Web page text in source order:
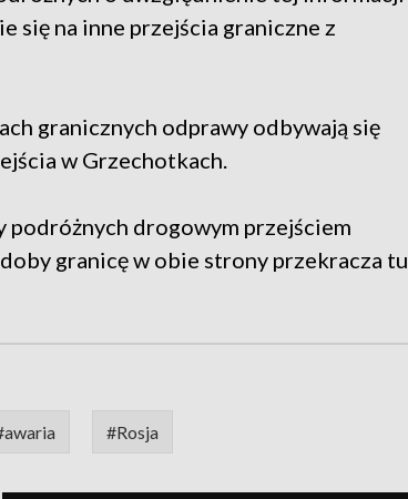
się na inne przejścia graniczne z
granicznych odprawy odbywają się
w Grzechotkach.
drogowym przejściem
granicę w obie strony przekracza tu
#Rosja